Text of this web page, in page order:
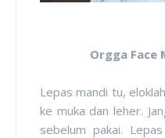
Orgga Face
Lepas mandi tu,
ke muka dan leher.
sebelum pakai.